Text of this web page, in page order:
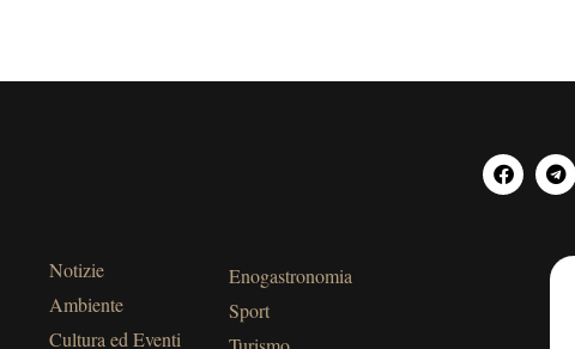
Notizie
Ambiente
Cultura ed Eventi
Enogastronomia
Sport